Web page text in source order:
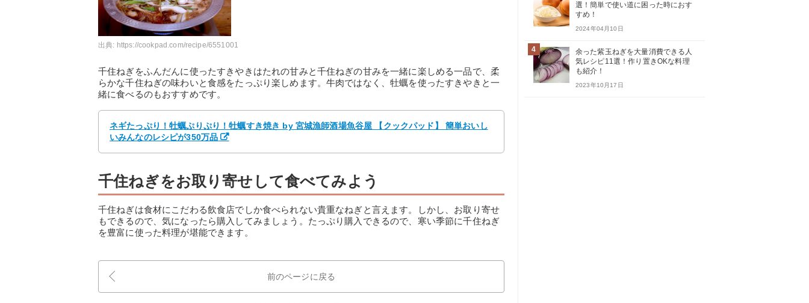
出典: https://cookpad.com/recipe/6551001
千住ねぎをふんだんに使ったすきやきはたれの甘みと千住ねぎの甘みを一緒に楽しめる一品で、柔
らかな千住ねぎの味わいと食感をたっぷり楽しめます。牛肉ではなく、牡蠣を使ったすきやきと一
緒に食べるのもおすすめです。
ネギたっぷり！牡蠣ぷりぷり！牡蠣すき焼き by 宮城漁師酒場魚谷屋 【クックパッド】 簡単おいし
いみんなのレシピが350万品
千住ねぎをお取り寄せして食べてみよう
千住ねぎは食材にこだわる飲食店でしか食べられない貴重なねぎと言えます。しかし、お取り寄せ
もできるので、気になったら購入してみましょう。たっぷり購入できるので、寒い季節に千住ねぎ
を豊富に使った料理が堪能できます。
前のページに戻る
選！簡単で使い道に困った時におす
すめ！
2024年04月10日
4
余った紫玉ねぎを大量消費できる人
気レシピ11選！作り置きOKな料理
も紹介！
2023年10月17日